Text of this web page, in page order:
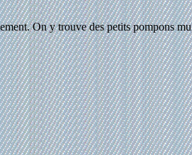
On y trouve des petits pompons